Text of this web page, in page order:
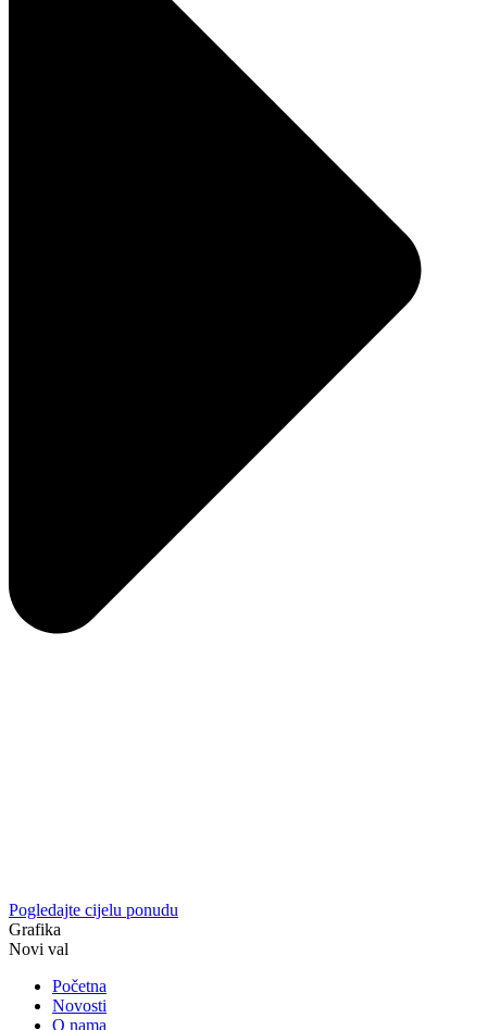
Pogledajte cijelu ponudu
Grafika
Novi val
Početna
Novosti
O nama